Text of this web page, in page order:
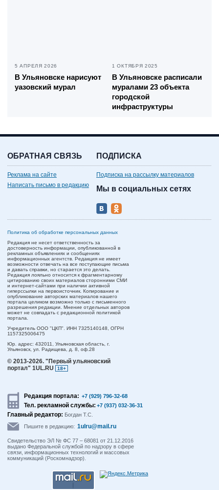
5 АПРЕЛЯ 2026
В Ульяновске нарисуют
уазовский мурал
1 ОКТЯБРЯ 2025
В Ульяновске расписали
муралами 23 объекта
городской
инфраструктуры
ОБРАТНАЯ СВЯЗЬ
Реклама на сайте
Написать письмо в редакцию
ПОДПИСКА
Подписка на рассылку материалов
Мы в социальных сетях
Политика об обработке персональных данных
Редакция не несет ответственность за
достоверность информации, опубликованной в
рекламных объявлениях и сообщениях
информационных агентств. Редакция не имеет
возможности отвечать на все поступающие письма
и давать справки, но старается это делать.
Редакция лояльно относится к фрагментарному
цитированию своих материалов сторонними СМИ
и интернет-сайтами при наличии активной
гиперссылки на первоисточник. Копирование и
опубликование авторских материалов нашего
портала целиком возможно только с письменного
разрешения редакции. Мнение отдельных авторов
может не совпадать с редакционной политикой
портала.
Учредитель ООО "ЦКП". ИНН 7325140148, ОГРН
1157325006475
Юр. адрес: 432011, Ульяновская область, г.
Ульяновск, ул. Радищева, д. 8, оф.28
© 2013-2026. "Первый ульяновский
портал" 1UL.RU
18+
Редакция портала: +7 (929) 796-32-68
Тел. рекламной службы: +7 (937) 032-36-31
Главный редактор: Богдан Т.С.
Пишите в редакцию: 1ulru@mail.ru
Свидетельство ЭЛ № ФС 77 – 68081 от 21.12.2016
выдано Федеральной службой по надзору в сфере
связи, информационных технологий и массовых
коммуникаций (Роскомнадзор).